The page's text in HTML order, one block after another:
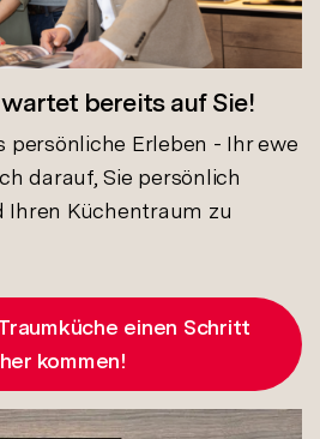
bereits auf Sie!
persönliche Erleben - Ihr ewe
darauf, Sie persönlich
Ihren Küchentraum zu
einen Schritt
kommen!